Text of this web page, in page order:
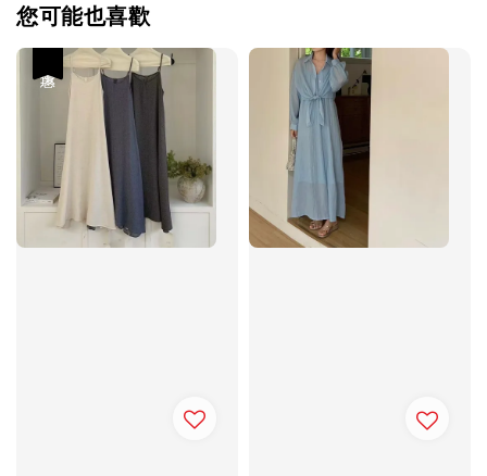
您可能也喜歡